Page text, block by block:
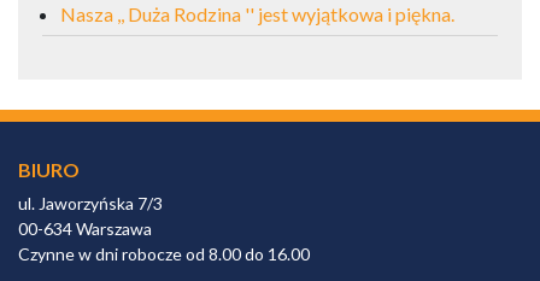
Nasza ,, Duża Rodzina '' jest wyjątkowa i piękna.
BIURO
ul. Jaworzyńska 7/3
00-634 Warszawa
Czynne w dni robocze od 8.00 do 16.00